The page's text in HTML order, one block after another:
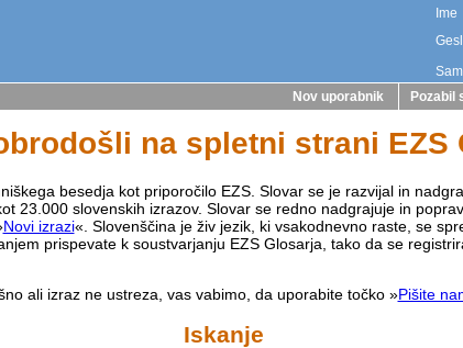
Ime
Nov uporabnik Pozabil
na spletni strani EZS
besedja kot priporočilo EZS. Slovar se je razvijal in
23.000 slovenskih izrazov. Slovar se redno nadgrajuje in
Novi izrazi«. Slovenščina je živ jezik, ki vsakodnevno raste, se
prispevate k soustvarjanju EZS Glosarja, tako da se
ali izraz ne ustreza, vas vabimo, da uporabite točko »Pišite
Iskanje